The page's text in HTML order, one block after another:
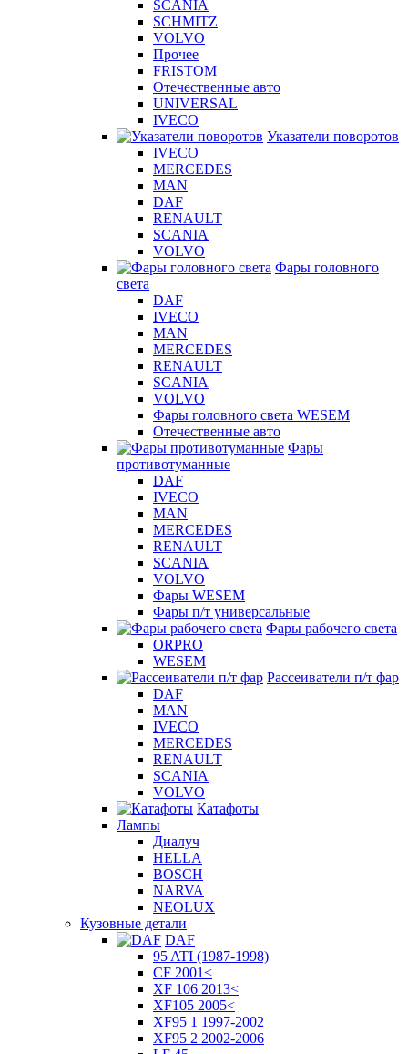
SCANIA
SCHMITZ
VOLVO
Прочее
FRISTOM
Отечественные авто
UNIVERSAL
IVECO
Указатели поворотов
IVECO
MERCEDES
MAN
DAF
RENAULT
SCANIA
VOLVO
Фары головного
света
DAF
IVECO
MAN
MERCEDES
RENAULT
SCANIA
VOLVO
Фары головного света WESEM
Отечественные авто
Фары
противотуманные
DAF
IVECO
MAN
MERCEDES
RENAULT
SCANIA
VOLVO
Фары WESEM
Фары п/т универсальные
Фары рабочего света
ORPRO
WESEM
Рассеиватели п/т фар
DAF
MAN
IVECO
MERCEDES
RENAULT
SCANIA
VOLVO
Катафоты
Лампы
Диалуч
HELLA
BOSCH
NARVA
NEOLUX
Кузовные детали
DAF
95 ATI (1987-1998)
CF 2001<
XF 106 2013<
XF105 2005<
XF95 1 1997-2002
XF95 2 2002-2006